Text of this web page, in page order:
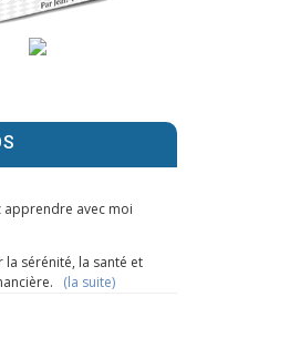
apprendre avec moi
sérénité, la santé et
(la suite)